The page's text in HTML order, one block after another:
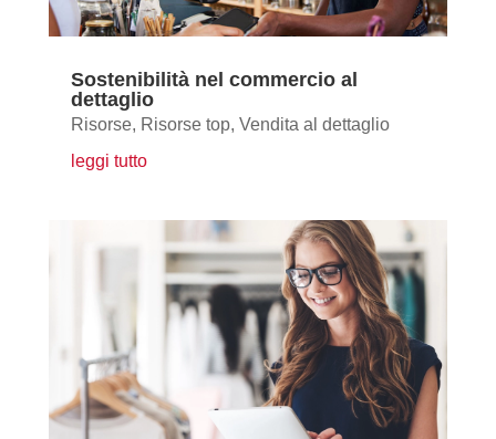
Sostenibilità nel commercio al
dettaglio
Risorse, Risorse top, Vendita al dettaglio
leggi tutto